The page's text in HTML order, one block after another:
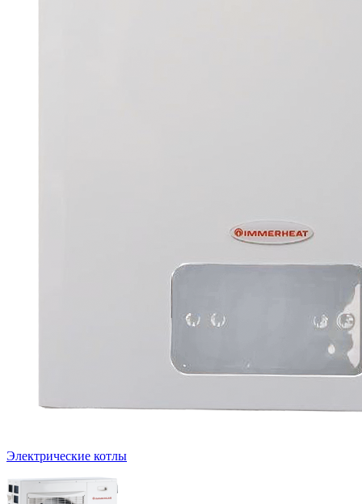
Электрические котлы